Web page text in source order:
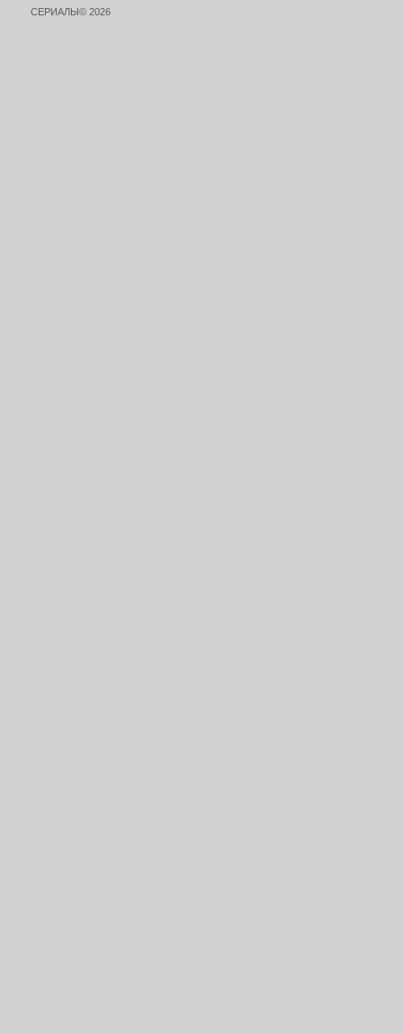
СЕРИАЛЫ© 2026